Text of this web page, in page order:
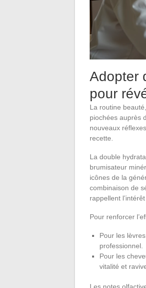
Adopter
pour
La routine
piochées auprès
nouveaux
recette.
La double
brumisateur
icônes de la
combinaison de
rappellent
Pour renforcer
Pour les
professionnel.
Pour les
vitalité et